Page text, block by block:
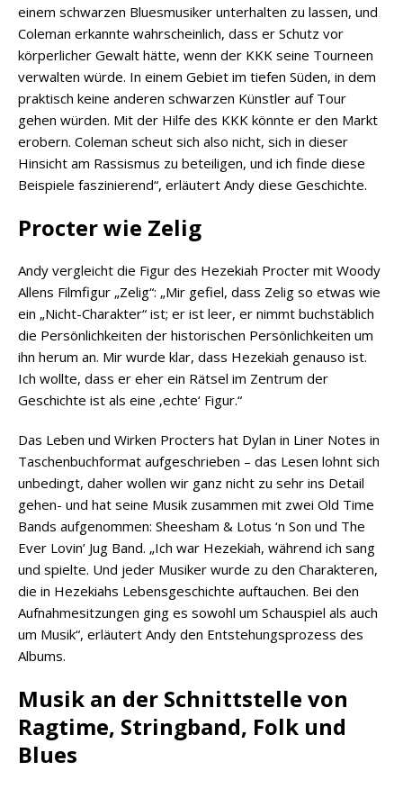
einem schwarzen Bluesmusiker unterhalten zu lassen, und
Coleman erkannte wahrscheinlich, dass er Schutz vor
körperlicher Gewalt hätte, wenn der KKK seine Tourneen
verwalten würde. In einem Gebiet im tiefen Süden, in dem
praktisch keine anderen schwarzen Künstler auf Tour
gehen würden. Mit der Hilfe des KKK könnte er den Markt
erobern. Coleman scheut sich also nicht, sich in dieser
Hinsicht am Rassismus zu beteiligen, und ich finde diese
Beispiele faszinierend“, erläutert Andy diese Geschichte.
Procter wie Zelig
Andy vergleicht die Figur des Hezekiah Procter mit Woody
Allens Filmfigur „Zelig“: „Mir gefiel, dass Zelig so etwas wie
ein „Nicht-Charakter“ ist; er ist leer, er nimmt buchstäblich
die Persönlichkeiten der historischen Persönlichkeiten um
ihn herum an. Mir wurde klar, dass Hezekiah genauso ist.
Ich wollte, dass er eher ein Rätsel im Zentrum der
Geschichte ist als eine ‚echte‘ Figur.“
Das Leben und Wirken Procters hat Dylan in Liner Notes in
Taschenbuchformat aufgeschrieben – das Lesen lohnt sich
unbedingt, daher wollen wir ganz nicht zu sehr ins Detail
gehen- und hat seine Musik zusammen mit zwei Old Time
Bands aufgenommen: Sheesham & Lotus ‘n Son und The
Ever Lovin’ Jug Band. „Ich war Hezekiah, während ich sang
und spielte. Und jeder Musiker wurde zu den Charakteren,
die in Hezekiahs Lebensgeschichte auftauchen. Bei den
Aufnahmesitzungen ging es sowohl um Schauspiel als auch
um Musik“, erläutert Andy den Entstehungsprozess des
Albums.
Musik an der Schnittstelle von
Ragtime, Stringband, Folk und
Blues